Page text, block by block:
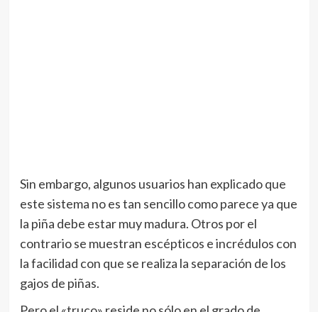
Sin embargo, algunos usuarios han explicado que
este sistema no es tan sencillo como parece ya que
la piña debe estar muy madura. Otros por el
contrario se muestran escépticos e incrédulos con
la facilidad con que se realiza la separación de los
gajos de piñas.